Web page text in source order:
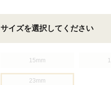
サイズを選択してください
15mm
23mm